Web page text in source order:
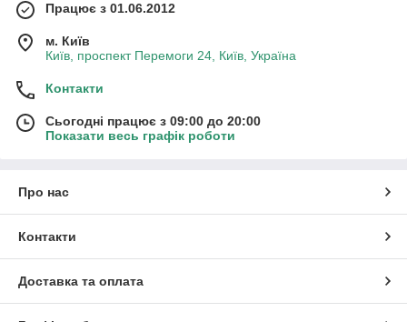
Працює з 01.06.2012
м. Київ
Київ, проспект Перемоги 24, Київ, Україна
Контакти
Сьогодні працює з 09:00 до 20:00
Показати весь графік роботи
Про нас
Контакти
Доставка та оплата